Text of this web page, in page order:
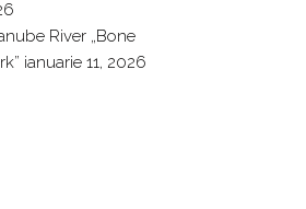
River „Bone
ianuarie 11, 2026